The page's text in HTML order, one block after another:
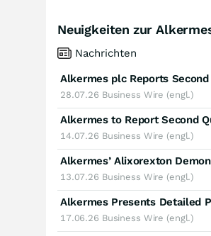
Neuigkeiten zur
Nachrichten
Alkermes plc Reports
28.07.26 Business Wire (engl.)
Alkermes to Report Second
14.07.26 Business Wire (engl.)
13.07.26 Business Wire (engl.)
17.06.26 Business Wire (engl.)